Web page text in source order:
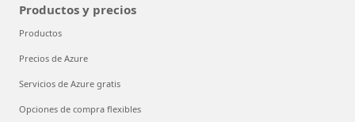
Productos y precios
Productos
Precios de Azure
Servicios de Azure gratis
Opciones de compra flexibles